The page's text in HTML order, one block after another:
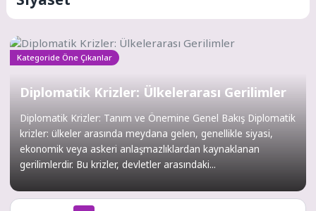
Kategoride Öne Çıkanlar
Diplomatik Krizler: Ülkelerarası Gerilimler
Diplomatik Krizler: Tanım ve Önemine Genel Bakış Diplomatik
krizler: ülkeler arasında meydana gelen, genellikle siyasi,
ekonomik veya askeri anlaşmazlıklardan kaynaklanan
gerilimlerdir. Bu krizler, devletler arasındaki...